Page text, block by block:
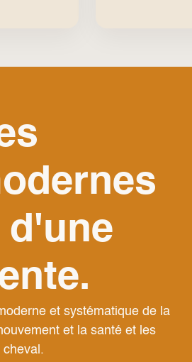
et systématique de la
et la santé et les
cheval.